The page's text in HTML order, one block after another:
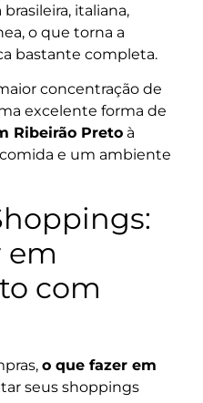
italiana,
o que torna a
bastante completa.
concentração de
excelente forma de
Ribeirão Preto à
e um ambiente
em
com
o que fazer em
seus shoppings